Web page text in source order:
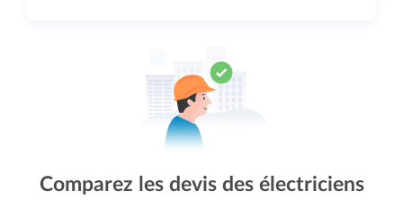
Comparez les devis des électriciens